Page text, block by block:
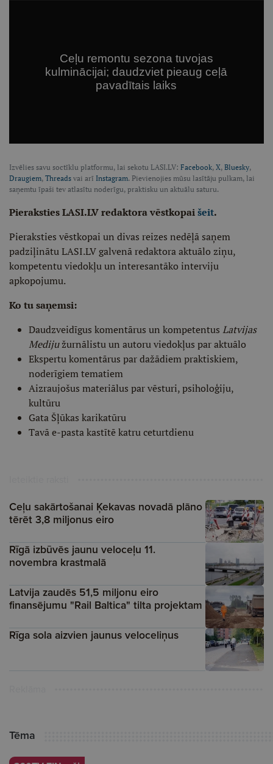
Izvēlies savu soctīklu platformu, lai sekotu LASI.LV: Facebook, X, Bluesky,
Draugiem, Threads vai arī Instagram. Pievienojies mūsu lasītāju pulkam, lai
saņemtu īpaši tev atlasītu noderīgu, praktisku un aktuālu saturu.
Pieraksties LASI.LV redaktora vēstkopaišeit.
Pieraksties vēstkopai un divas reizes nedēļā saņem
padziļinātu LASI.LV galvenā redaktora aktuālo ziņu,
kompetentu viedokļu un interesantāko interviju
apkopojumu.
Ko tu saņemsi:
Daudzveidīgus komentārus un kompetentus Latvijas
Medijužurnālistu un autoru viedokļus par aktuālo
Ekspertu komentārus par dažādiem praktiskiem,
noderīgiem tematiem
Aizraujošus materiālus par vēsturi, psiholoģiju,
kultūru
Gata Šļūkas karikatūru
Tavā e-pasta kastītē katru ceturtdienu
Ceļu sakārtošanai Ķekavas novadā plāno
tērēt 3,8 miljonus eiro
Rīgā izbūvēs jaunu veloceļu 11.
novembra krastmalā
Latvija zaudēs 51,5 miljonu eiro
finansējumu "Rail Baltica" tilta projektam
Rīga sola aizvien jaunus veloceliņus
Tēma